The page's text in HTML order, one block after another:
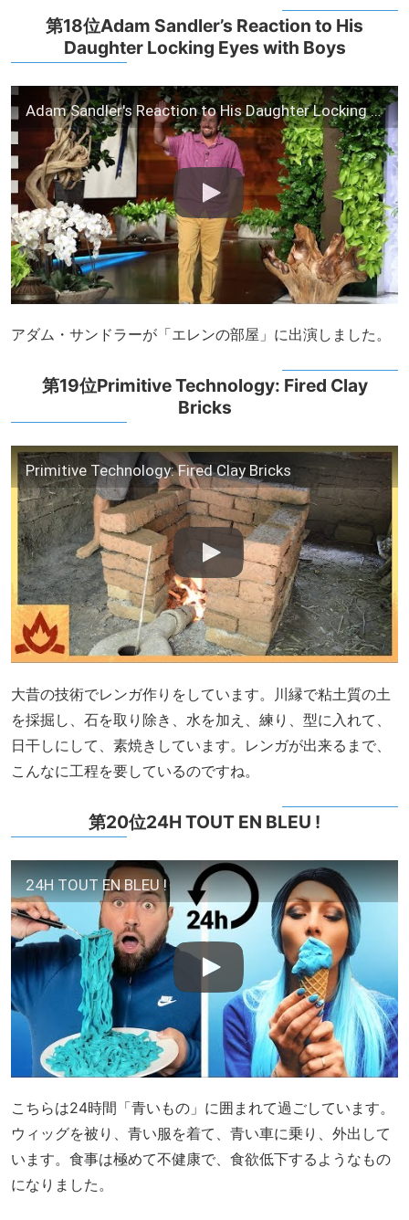
第18位Adam Sandler’s Reaction to His
Daughter Locking Eyes with Boys
Adam Sandler's Reaction to His Daughter Locking Eyes with Boys
アダム・サンドラーが「エレンの部屋」に出演しました。
第19位Primitive Technology: Fired Clay
Bricks
Primitive Technology: Fired Clay Bricks
大昔の技術でレンガ作りをしています。川縁で粘土質の土
を採掘し、石を取り除き、水を加え、練り、型に入れて、
日干しにして、素焼きしています。レンガが出来るまで、
こんなに工程を要しているのですね。
第20位24H TOUT EN BLEU !
24H TOUT EN BLEU !
こちらは24時間「青いもの」に囲まれて過ごしています。
ウィッグを被り、青い服を着て、青い車に乗り、外出して
います。食事は極めて不健康で、食欲低下するようなもの
になりました。